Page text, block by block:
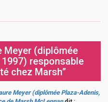
Meyer (diplômée
responsable
chez Marsh”
Meyer (diplômée Plaza-Adenis,